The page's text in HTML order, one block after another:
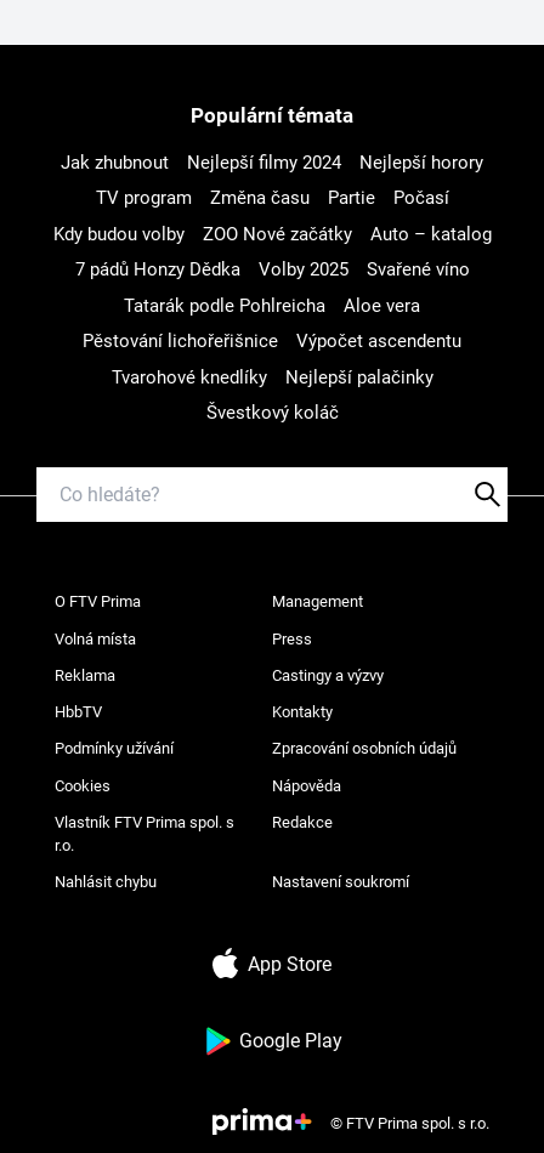
Populární témata
Jak zhubnout Nejlepší filmy 2024
Nejlepší horory
TV program
Změna času Partie
Počasí
Kdy budou volby
ZOO Nové začátky
Auto – katalog
7 pádů Honzy Dědka
Volby 2025
Svařené víno
Tatarák podle Pohlreicha
Aloe vera
Pěstování lichořeřišnice
Výpočet ascendentu
Tvarohové knedlíky
Nejlepší palačinky
Švestkový koláč
O FTV Prima Management
Volná místa Press
Reklama Castingy a výzvy
HbbTV Kontakty
Podmínky užívání Zpracování osobních údajů
Cookies Nápověda
Vlastník FTV Prima spol. s
r.o.
Redakce
Nahlásit chybu Nastavení soukromí
App Store
Google Play
© FTV Prima spol. s r.o.